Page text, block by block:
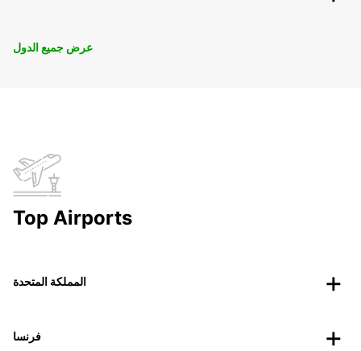
عرض جميع الدول
Top Airports
المملكة المتحدة
فرنسا